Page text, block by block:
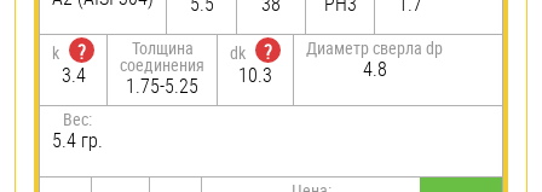
k
?
3.4
Толщина
соединения
1.75-5.25
dk
?
10.3
Диаметр сверла dp
4.8
Вес:
5.4 гр.